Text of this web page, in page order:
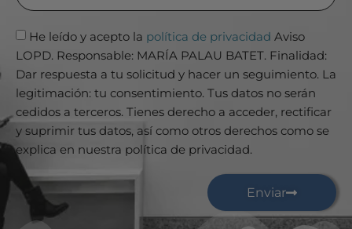
He leído y acepto la política de privacidad Aviso
LOPD. Responsable: MARÍA PALAU BATET. Finalidad:
Dar respuesta a tu solicitud y hacer un seguimiento. La
legitimación: tu consentimiento. Tus datos no serán
cedidos a terceros. Tienes derecho a acceder, rectificar
y suprimir tus datos, así como otros derechos como se
explica en nuestra política de privacidad.
Enviar